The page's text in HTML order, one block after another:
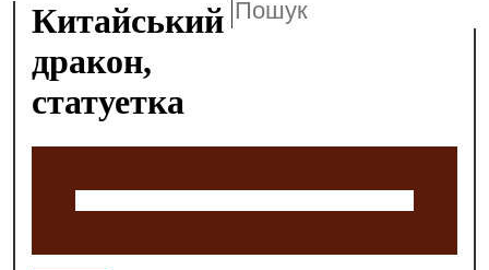
Китайський
дракон,
статуетка